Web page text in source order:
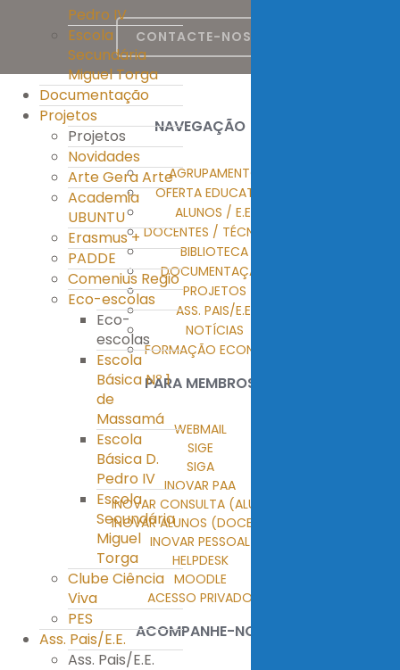
Pedro IV
Escola
Secundária
Miguel Torga
Documentação
Projetos
Projetos
Novidades
Arte Gera Arte
Academia
UBUNTU
Erasmus +
PADDE
Comenius Regio
Eco-escolas
Eco-
escolas
Escola
Básica Nº 1
de
Massamá
Escola
Básica D.
Pedro IV
Escola
Secundária
Miguel
Torga
Clube Ciência
Viva
PES
Ass. Pais/E.E.
Ass. Pais/E.E.
CONTACTE-NOS
NAVEGAÇÃO
AGRUPAMENTO
OFERTA EDUCATIVA
ALUNOS / E.E.
DOCENTES / TÉCNICOS
BIBLIOTECA
DOCUMENTAÇÃO
PROJETOS
ASS. PAIS/E.E.
NOTÍCIAS
FORMAÇÃO ECONTENT
PARA MEMBROS
WEBMAIL
SIGE
SIGA
INOVAR PAA
INOVAR CONSULTA (ALUNOS)
INOVAR ALUNOS (DOCENTES)
INOVAR PESSOAL
HELPDESK
MOODLE
ACESSO PRIVADO
ACOMPANHE-NOS